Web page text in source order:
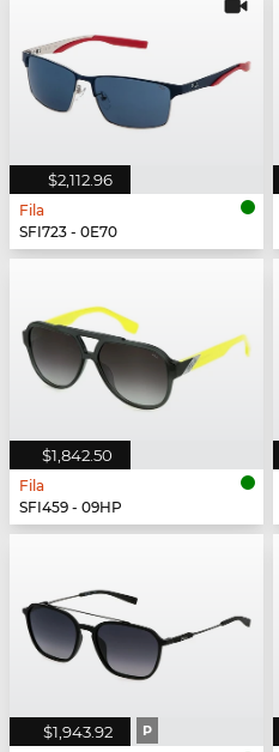
$2,112.96
Fila
SFI723 - 0E70
$1,842.50
Fila
SFI459 - 09HP
$1,943.92 P